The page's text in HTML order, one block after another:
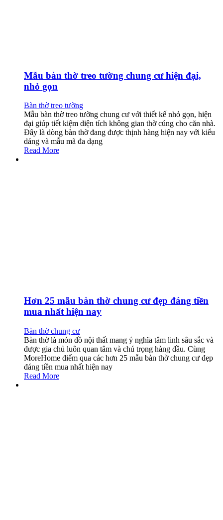
Mẫu bàn thờ treo tường chung cư hiện đại,
nhỏ gọn
Bàn thờ treo tường
Mẫu bàn thờ treo tường chung cư với thiết kế nhỏ gọn, hiện
đại giúp tiết kiệm diện tích không gian thờ cúng cho căn nhà.
Đây là dòng bàn thờ đang được thịnh hàng hiện nay với kiểu
dáng và mẫu mã đa dạng
Read More
Hơn 25 mẫu bàn thờ chung cư đẹp đáng tiền
mua nhất hiện nay
Bàn thờ chung cư
Bàn thờ là món đồ nội thất mang ý nghĩa tâm linh sâu sắc và
được gia chủ luôn quan tâm và chú trọng hàng đầu. Cùng
MoreHome điểm qua các hơn 25 mẫu bàn thờ chung cư đẹp
đáng tiền mua nhất hiện nay
Read More